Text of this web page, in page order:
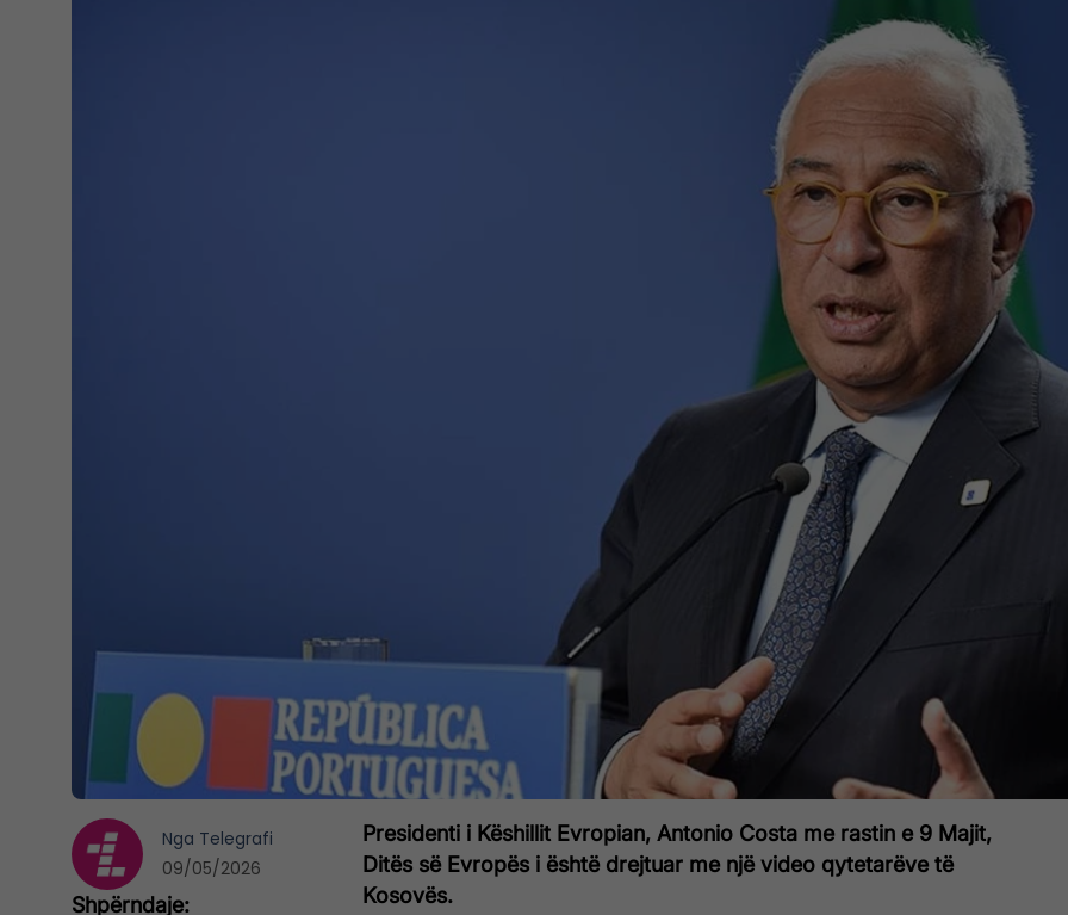
Presidenti i Këshillit Evropian, Antonio Costa me rastin e 9 Majit,
Ditës së Evropës i është drejtuar me një video qytetarëve të
Kosovës.
Nga Telegrafi
09/05/2026